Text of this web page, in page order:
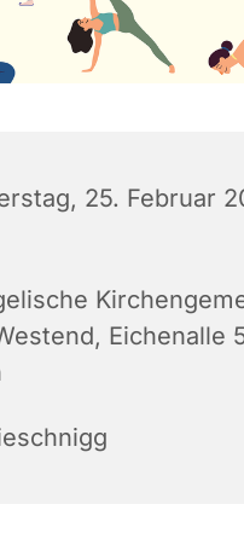
25. Februar
Eichenalle